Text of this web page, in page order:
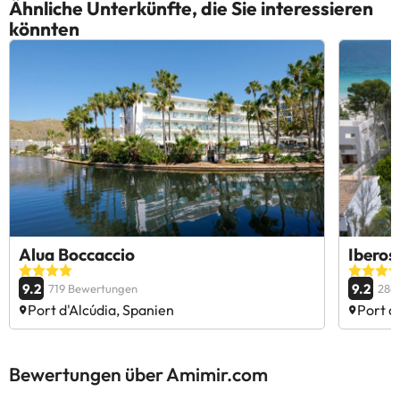
Ähnliche Unterkünfte, die Sie interessieren
könnten
Alua Boccaccio
9.2 719 Bewertungen
Port d'Alcúdia, Spanien
9.2
Port
Bewertungen über Amimir.com